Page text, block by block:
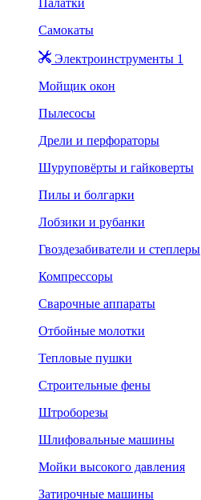
Палатки
Самокаты
Электроинструменты 1
Мойщик окон
Пылесосы
Дрели и перфораторы
Шуруповёрты и гайковерты
Пилы и болгарки
Лобзики и рубанки
Гвоздезабиватели и степлеры
Компрессоры
Сварочные аппараты
Отбойные молотки
Тепловые пушки
Строительные фены
Штроборезы
Шлифовальные машины
Мойки высокого давления
Затирочные машины